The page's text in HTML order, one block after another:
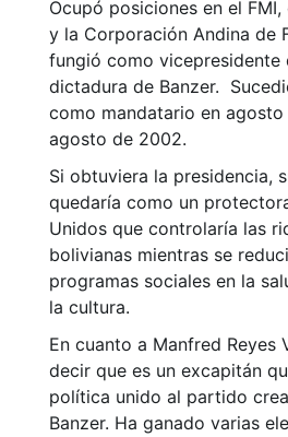
Ocupó posiciones en el
y la Corporación Andina de
fungió como vicepresidente
dictadura de Banzer.
como mandatario en agosto
agosto de 2002.
Si obtuviera la presidencia,
quedaría como un
Unidos que controlaría las
bolivianas mientras se
programas sociales en la
la cultura.
En cuanto a Manfred Reyes
decir que es un excapitán
política unido al partido
Banzer. Ha ganado varias